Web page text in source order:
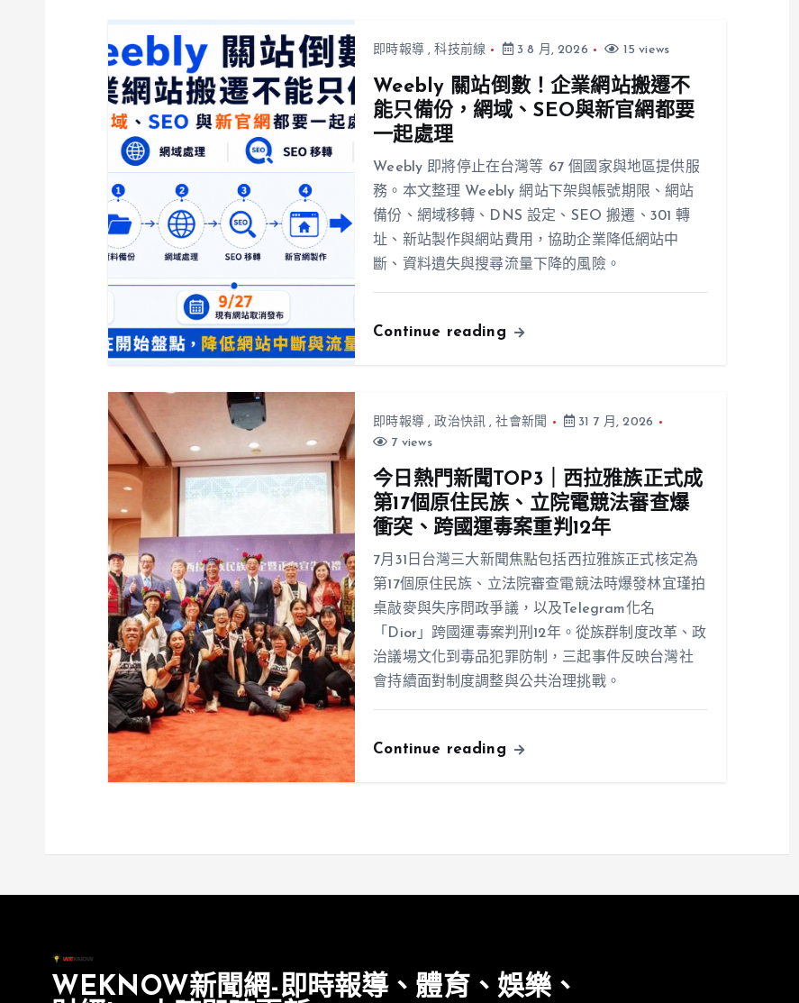
即時報導,科技前線 3 8 月, 2026 15 views
Weebly 關站倒數！企業網站搬遷不
能只備份，網域、SEO與新官網都要
一起處理
Weebly 即將停止在台灣等 67 個國家與地區提供服
務。本文整理 Weebly 網站下架與帳號期限、網站
備份、網域移轉、DNS 設定、SEO 搬遷、301 轉
址、新站製作與網站費用，協助企業降低網站中
斷、資料遺失與搜尋流量下降的風險。
Continue reading
即時報導,政治快訊,社會新聞
31 7 月, 2026
7 views
今日熱門新聞TOP3｜西拉雅族正式成
第17個原住民族、立院電競法審查爆
衝突、跨國運毒案重判12年
7月31日台灣三大新聞焦點包括西拉雅族正式核定為
第17個原住民族、立法院審查電競法時爆發林宜瑾拍
桌敲麥與失序問政爭議，以及Telegram化名
「Dior」跨國運毒案判刑12年。從族群制度改革、政
治議場文化到毒品犯罪防制，三起事件反映台灣社
會持續面對制度調整與公共治理挑戰。
Continue reading
WEKNOW新聞網-即時報導、體育、娛樂、